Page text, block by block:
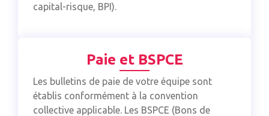
capital-risque, BPI).
Paie et BSPCE
Les bulletins de paie de votre équipe sont
établis conformément à la convention
collective applicable. Les BSPCE (Bons de